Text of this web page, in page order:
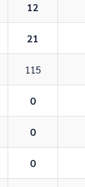
12
21
115
0
0
0